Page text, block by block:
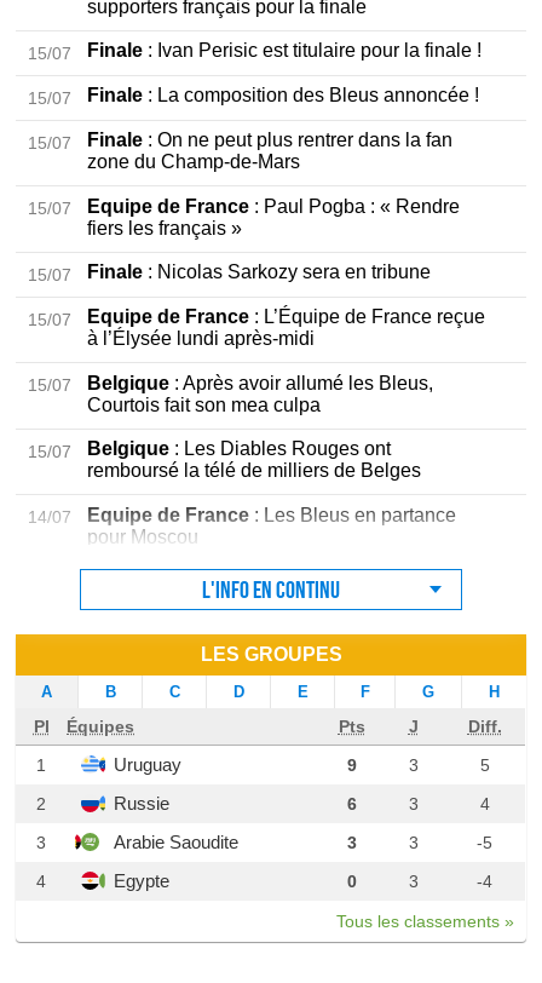
supporters français pour la finale
15/07 Finale : Ivan Perisic est titulaire pour la finale !
15/07 Finale : La composition des Bleus annoncée !
15/07 Finale : On ne peut plus rentrer dans la fan
zone du Champ-de-Mars
15/07 Equipe de France : Paul Pogba : « Rendre
fiers les français »
15/07 Finale : Nicolas Sarkozy sera en tribune
15/07 Equipe de France : L’Équipe de France reçue
à l’Élysée lundi après-midi
15/07 Belgique : Après avoir allumé les Bleus,
Courtois fait son mea culpa
15/07 Belgique : Les Diables Rouges ont
remboursé la télé de milliers de Belges
14/07 Equipe de France : Les Bleus en partance
pour Moscou
L'info en continu
LES GROUPES
A B C D E F G H
Pl Équipes Pts J
Diff.
1
Uruguay 9 3
5
2
Russie 6 3
4
3
Arabie Saoudite 3 3
-5
4
Egypte 0 3 -4
Tous les classements »